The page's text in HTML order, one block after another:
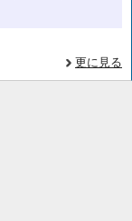
更に見る